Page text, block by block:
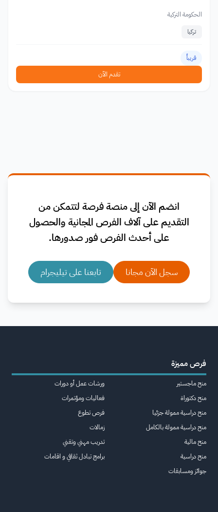
الحكومة التركية
تركيا
قريباً
تقدم الآن
انضم الآن إلى منصة فرصة لتتمكن من
التقديم على آلاف الفرص المجانية والحصول
على أحدث الفرص فور صدورها.
سجل الآن مجانا تابعنا على تيليجرام
فرص مميزة
منح ماجستير
منح دكتوراة
منح دراسية ممولة جزئيا
منح دراسية ممولة بالكامل
منح مالية
منح دراسية
جوائز ومسابقات
ورشات عمل أو دورات
فعاليات ومؤتمرات
فرص تطوع
زمالات
تدريب مهني وتقني
برامج تبادل ثقافي و اقامات